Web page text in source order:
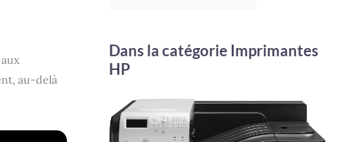
au-delà
Dans la catégorie Imprimantes
HP